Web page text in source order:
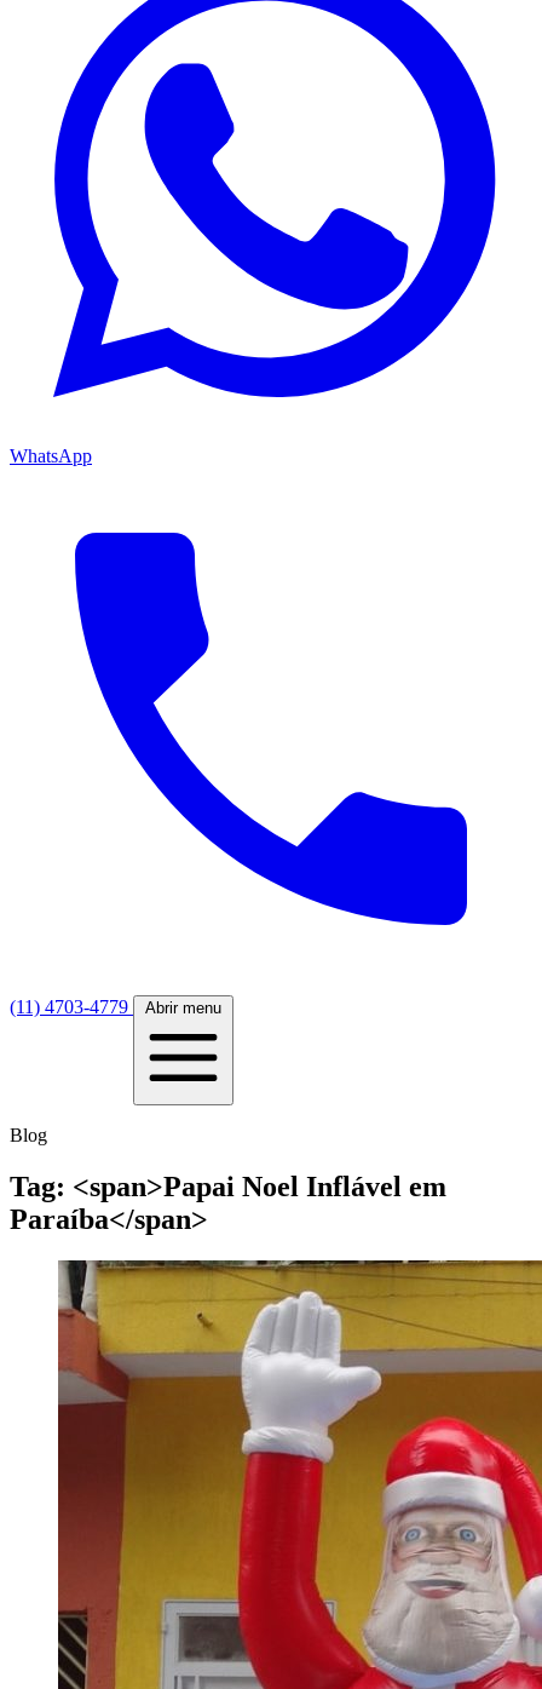
WhatsApp
(11) 4703-4779 Abrir menu
Blog
Tag: <span>Papai Noel Inflável em
Paraíba</span>